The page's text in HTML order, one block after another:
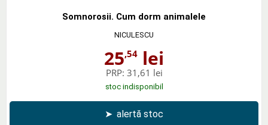
Somnorosii. Cum dorm animalele
NICULESCU
25,54 lei
PRP: 31,61 lei
stoc indisponibil
➤ alertă stoc